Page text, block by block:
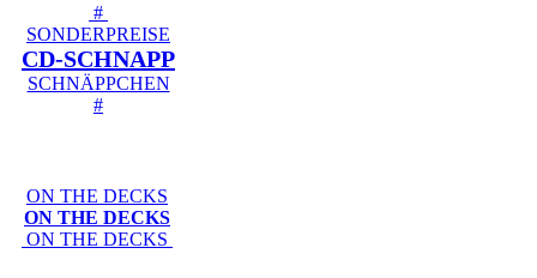
#
SONDERPREISE
CD-SCHNAPP
SCHNÄPPCHEN
#
ON THE DECKS
ON THE DECKS
ON THE DECKS